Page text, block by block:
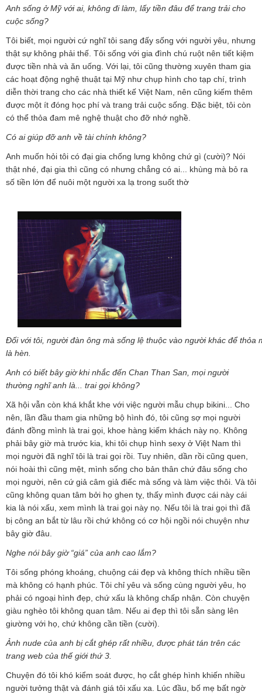
Anh sống ở Mỹ với ai, không đi làm, lấy tiền đâu để trang trải cho
cuộc sống?
Tôi biết, mọi người cứ nghĩ tôi sang đấy sống với người yêu, nhưng
thật sự không phải thế. Tôi sống với gia đình chú ruột nên tiết kiệm
được tiền nhà và ăn uống. Với lại, tôi cũng thường xuyên tham gia
các hoạt động nghệ thuật tại Mỹ như chụp hình cho tạp chí, trình
diễn thời trang cho các nhà thiết kế Việt Nam, nên cũng kiếm thêm
được một ít đóng học phí và trang trải cuộc sống. Đặc biệt, tôi còn
có thể thỏa đam mê nghệ thuật cho đỡ nhớ nghề.
Có ai giúp đỡ anh về tài chính không?
Anh muốn hỏi tôi có đại gia chống lưng không chứ gì (cười)? Nói
thật nhé, đại gia thì cũng có nhưng chẳng có ai... khùng mà bỏ ra
số tiền lớn để nuôi một người xa lạ trong suốt thờ
Đối với tôi, người đàn ông mà sống lệ thuộc vào người khác để thỏa
là hèn.
Anh có biết bây giờ khi nhắc đến Chan Than San, mọi người
thường nghĩ anh là... trai gọi không?
Xã hội vẫn còn khá khắt khe với việc người mẫu chụp bikini... Cho
nên, lần đầu tham gia những bộ hình đó, tôi cũng sợ mọi người
đánh đồng mình là trai gọi, khoe hàng kiếm khách này nọ. Không
phải bây giờ mà trước kia, khi tôi chụp hình sexy ở Việt Nam thì
mọi người đã nghĩ tôi là trai gọi rồi. Tuy nhiên, dần rồi cũng quen,
nói hoài thì cũng mệt, mình sống cho bản thân chứ đâu sống cho
mọi người, nên cứ giả câm giả điếc mà sống và làm việc thôi. Và tôi
cũng không quan tâm bởi họ ghen tỵ, thấy mình được cái này cái
kia là nói xấu, xem mình là trai gọi này nọ. Nếu tôi là trai gọi thì đã
bị công an bắt từ lâu rồi chứ không có cơ hội ngồi nói chuyện như
bây giờ đâu.
Nghe nói bây giờ “giá” của anh cao lắm?
Tôi sống phóng khoáng, chuộng cái đẹp và không thích nhiều tiền
mà không có hạnh phúc. Tôi chỉ yêu và sống cùng người yêu, họ
phải có ngoại hình đẹp, chứ xấu là không chấp nhận. Còn chuyện
giàu nghèo tôi không quan tâm. Nếu ai đẹp thì tôi sẵn sàng lên
giường với họ, chứ không cần tiền (cười).
Ảnh nude của anh bị cắt ghép rất nhiều, được phát tán trên các
trang web của thế giới thứ 3.
Chuyện đó tôi khó kiểm soát được, họ cắt ghép hình khiến nhiều
người tưởng thật và đánh giá tôi xấu xa. Lúc đầu, bố mẹ bất ngờ